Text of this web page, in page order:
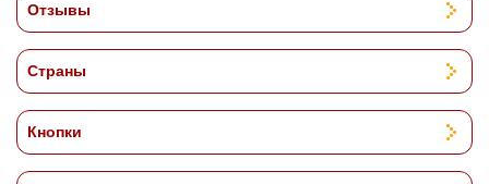
Отзывы
Страны
Кнопки